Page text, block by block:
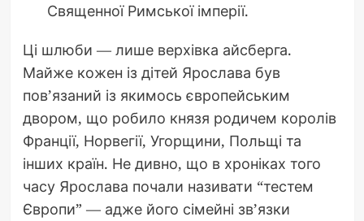
Священної Римської імперії.
Ці шлюби — лише верхівка айсберга.
Майже кожен із дітей Ярослава був
пов’язаний із якимось європейським
двором, що робило князя родичем королів
Франції, Норвегії, Угорщини, Польщі та
інших країн. Не дивно, що в хроніках того
часу Ярослава почали називати “тестем
Європи” — адже його сімейні зв’язки